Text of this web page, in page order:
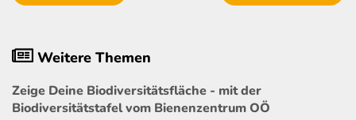
Weitere Themen
Zeige Deine Biodiversitätsfläche - mit der
Biodiversitätstafel vom Bienenzentrum OÖ